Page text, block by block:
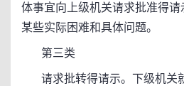
体事宜向上级机关请求批准得
某些实际困难和具体问题。
第三类
请求批转得请示。下级机关